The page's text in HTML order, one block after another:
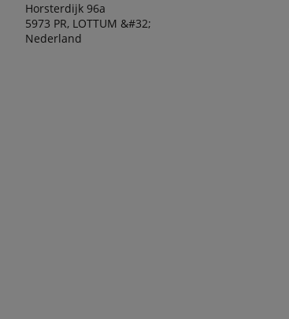
Horsterdijk 96a
5973 PR, LOTTUM &#32;
Nederland